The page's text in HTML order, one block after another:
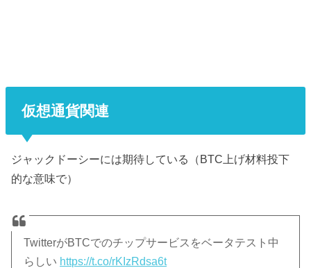
仮想通貨関連
ジャックドーシーには期待している（BTC上げ材料投下
的な意味で）
TwitterがBTCでのチップサービスをベータテスト中
らしい https://t.co/rKIzRdsa6t